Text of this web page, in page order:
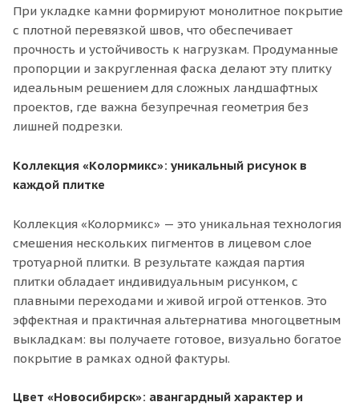
При укладке камни формируют монолитное покрытие
с плотной перевязкой швов, что обеспечивает
прочность и устойчивость к нагрузкам. Продуманные
пропорции и закругленная фаска делают эту плитку
идеальным решением для сложных ландшафтных
проектов, где важна безупречная геометрия без
лишней подрезки.
Коллекция «Колормикс»: уникальный рисунок в
каждой плитке
Коллекция «Колормикс» — это уникальная технология
смешения нескольких пигментов в лицевом слое
тротуарной плитки. В результате каждая партия
плитки обладает индивидуальным рисунком, с
плавными переходами и живой игрой оттенков. Это
эффектная и практичная альтернатива многоцветным
выкладкам: вы получаете готовое, визуально богатое
покрытие в рамках одной фактуры.
Цвет «Новосибирск»: авангардный характер и